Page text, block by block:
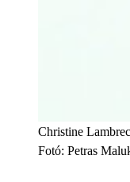
Christine
Fotó: Petras